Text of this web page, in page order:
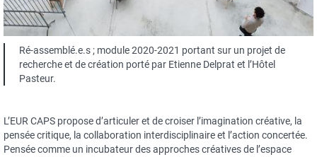
Ré-assemblé.e.s ; module 2020-2021 portant sur un projet de
recherche et de création porté par Etienne Delprat et l’Hôtel
Pasteur.
L’EUR CAPS propose d’articuler et de croiser l’imagination créative, la
pensée critique, la collaboration interdisciplinaire et l’action concertée.
Pensée comme un incubateur des approches créatives de l’espace